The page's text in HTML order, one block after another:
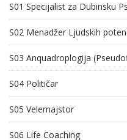
S01 Specijalist za Dubinsku
S02 Menadžer Ljudskih
S03 Anquadroplogija
S04 Političar
S05 Velemajstor
S06 Life Coaching